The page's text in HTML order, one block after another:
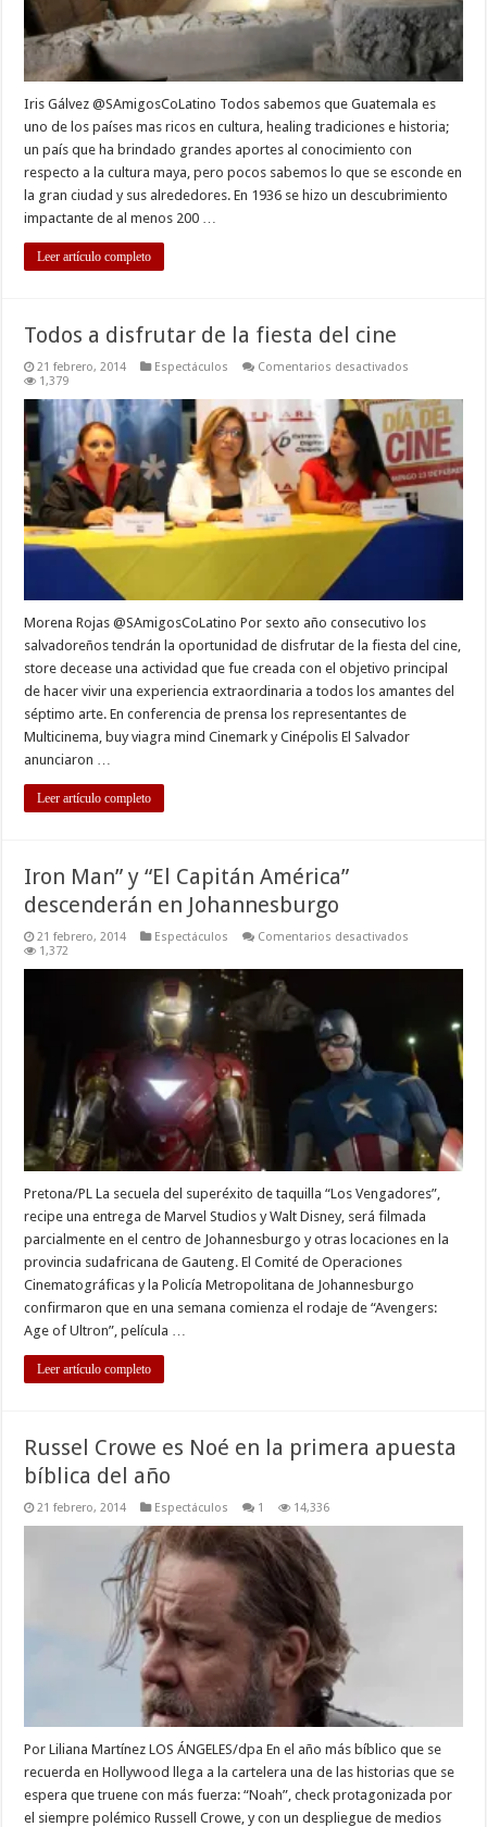
Iris Gálvez @SAmigosCoLatino Todos sabemos que Guatemala es
uno de los países mas ricos en cultura, healing tradiciones e historia;
un país que ha brindado grandes aportes al conocimiento con
respecto a la cultura maya, pero pocos sabemos lo que se esconde en
la gran ciudad y sus alrededores. En 1936 se hizo un descubrimiento
impactante de al menos 200 …
Leer artículo completo
Todos a disfrutar de la fiesta del cine
21 febrero, 2014 Espectáculos Comentarios desactivados
disfrutar
de
la
fiesta
del
cine
1,379
Morena Rojas @SAmigosCoLatino Por sexto año consecutivo los
salvadoreños tendrán la oportunidad de disfrutar de la fiesta del cine,
store decease una actividad que fue creada con el objetivo principal
de hacer vivir una experiencia extraordinaria a todos los amantes del
séptimo arte. En conferencia de prensa los representantes de
Multicinema, buy viagra mind Cinemark y Cinépolis El Salvador
anunciaron …
Leer artículo completo
Iron Man” y “El Capitán América”
descenderán en Johannesburgo
21 febrero, 2014 Espectáculos Comentarios desactivados
América”
descenderán
en
1,372
Pretona/PL La secuela del superéxito de taquilla “Los Vengadores”,
recipe una entrega de Marvel Studios y Walt Disney, será filmada
parcialmente en el centro de Johannesburgo y otras locaciones en la
provincia sudafricana de Gauteng. El Comité de Operaciones
Cinematográficas y la Policía Metropolitana de Johannesburgo
confirmaron que en una semana comienza el rodaje de “Avengers:
Age of Ultron”, película …
Leer artículo completo
Russel Crowe es Noé en la primera apuesta
bíblica del año
21 febrero, 2014 Espectáculos 1 14,336
Por Liliana Martínez LOS ÁNGELES/dpa En el año más bíblico que se
recuerda en Hollywood llega a la cartelera una de las historias que se
espera que truene con más fuerza: “Noah”, check protagonizada por
el siempre polémico Russell Crowe, y con un despliegue de medios